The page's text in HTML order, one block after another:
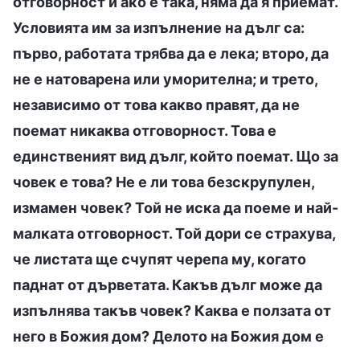
Условията им за изпълнение на дълг са:
първо, работата трябва да е лека; второ, да
не е натоварена или уморителна; и трето,
независимо от това какво правят, да не
поемат никаква отговорност. Това е
единственият вид дълг, който поемат. Що за
човек е това? Не е ли това безскрупулен,
измамен човек? Той не иска да поеме и най-
малката отговорност. Той дори се страхува,
че листата ще счупят черепа му, когато
паднат от дърветата. Какъв дълг може да
изпълнява такъв човек? Каква е ползата от
него в Божия дом? Делото на Божия дом е